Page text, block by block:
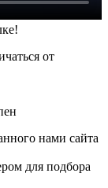
от
нами сайта
для подбора